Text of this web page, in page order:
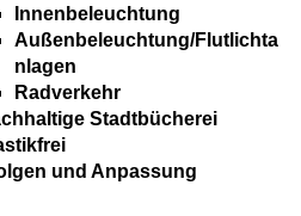
Innenbeleuchtung
Außenbeleuchtung/Flutlichta
nlagen
Radverkehr
Stadtbücherei
und Anpassung